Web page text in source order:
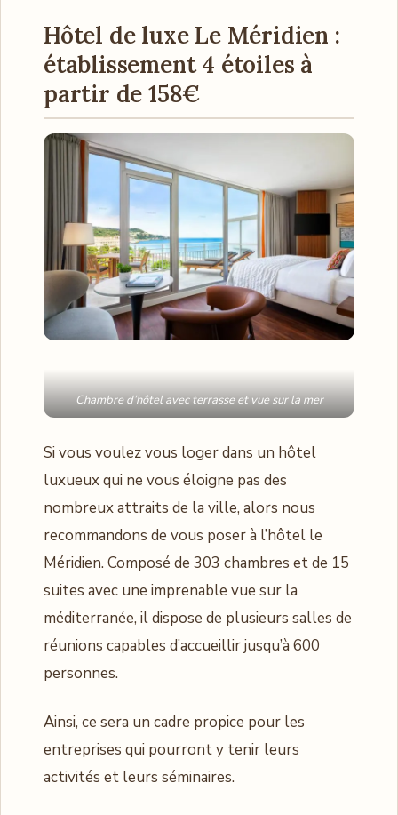
Hôtel de luxe Le Méridien :
établissement 4 étoiles à
partir de 158€
Chambre d’hôtel avec terrasse et vue sur la mer
Si vous voulez vous loger dans un hôtel
luxueux qui ne vous éloigne pas des
nombreux attraits de la ville, alors nous
recommandons de vous poser à l’hôtel le
Méridien. Composé de 303 chambres et de 15
suites avec une imprenable vue sur la
méditerranée, il dispose de plusieurs salles de
réunions capables d’accueillir jusqu’à 600
personnes.
Ainsi, ce sera un cadre propice pour les
entreprises qui pourront y tenir leurs
activités et leurs séminaires.